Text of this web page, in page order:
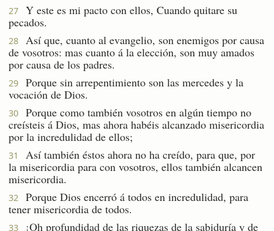
27
Y este es mi pacto con ellos, Cuando quitare su
pecados.
28
Así que, cuanto al evangelio, son enemigos por causa
de vosotros: mas cuanto á la elección, son muy amados
por causa de los padres.
29
Porque sin arrepentimiento son las mercedes y la
vocación de Dios.
30
Porque como también vosotros en algún tiempo no
creísteis á Dios, mas ahora habéis alcanzado misericordia
por la incredulidad de ellos;
31
Así también éstos ahora no ha creído, para que, por
la misericordia para con vosotros, ellos también alcancen
misericordia.
32
Porque Dios encerró á todos en incredulidad, para
tener misericordia de todos.
33
¡Oh profundidad de las riquezas de la sabiduría y de